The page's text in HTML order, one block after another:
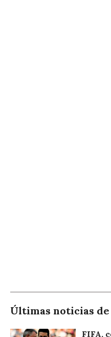
Últimas noticias de
FIFA,